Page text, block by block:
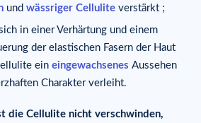
und wässriger Cellulite verstärkt ;
in einer Verhärtung und einem
der elastischen Fasern der Haut
ein eingewachsenes Aussehen
Charakter verleiht.
die Cellulite nicht verschwinden,